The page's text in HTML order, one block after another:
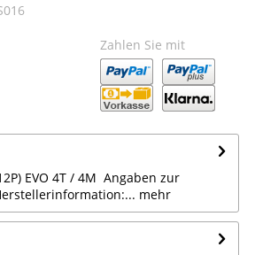
Zahlen Sie mit
EVO 4T / 4M Angaben zur
mehr